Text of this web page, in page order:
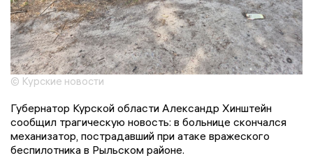
© Курские новости
Губернатор Курской области Александр Хинштейн
сообщил трагическую новость: в больнице скончался
механизатор, пострадавший при атаке вражеского
беспилотника в Рыльском районе.